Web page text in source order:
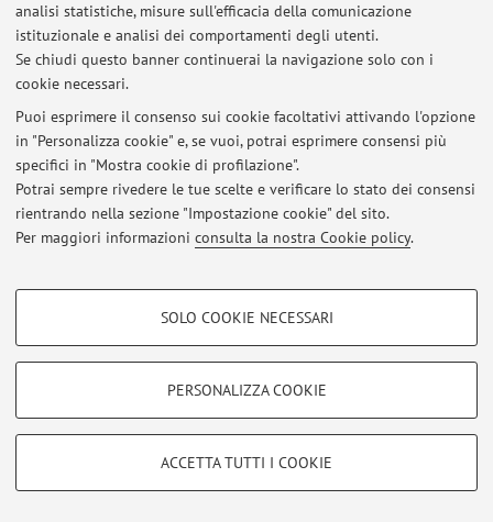
analisi statistiche, misure sull'efficacia della comunicazione
istituzionale e analisi dei comportamenti degli utenti.
Se chiudi questo banner continuerai la navigazione solo con i
cookie necessari.
Puoi esprimere il consenso sui cookie facoltativi attivando l'opzione
in "Personalizza cookie" e, se vuoi, potrai esprimere consensi più
specifici in "Mostra cookie di profilazione".
Potrai sempre rivedere le tue scelte e verificare lo stato dei consensi
rientrando nella sezione "Impostazione cookie" del sito.
Per maggiori informazioni consulta la nostra Cookie policy.
COOKIE DI PROFILAZIONE - FACOLTATIVI
COOKIE TECNICI - NECESSARI
Si tratta di cookie tecnici utilizzati, a titolo esemplificativo, per il corretto
SOLO COOKIE NECESSARI
PERSONALIZZA COOKIE
ACCETTA TUTTI I COOKIE
Dipartimento di Scienze Mediche e Chirurgiche
Via Massarenti 9, Bologna -Vai alla mappa
Ultimi avvisi
Al momento non sono presenti avvisi.
Accedi tramiteloginper gestire tutti i contenuti del sito.
© 2026 - ALMA MATER STUDIORUM - Università di Bologna - Via
Zamboni, 33 - 40126 Bologna - Partita IVA: 01131710376